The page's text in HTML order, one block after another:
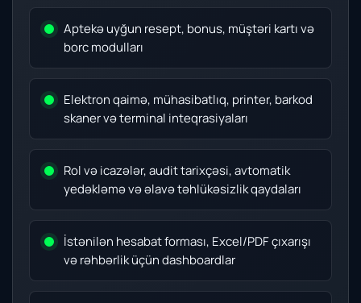
Aptekə uyğun resept, bonus, müştəri kartı və
borc modulları
Elektron qaimə, mühasibatlıq, printer, barkod
skaner və terminal inteqrasiyaları
Rol və icazələr, audit tarixçəsi, avtomatik
yedəkləmə və əlavə təhlükəsizlik qaydaları
İstənilən hesabat forması, Excel/PDF çıxarışı
və rəhbərlik üçün dashboardlar